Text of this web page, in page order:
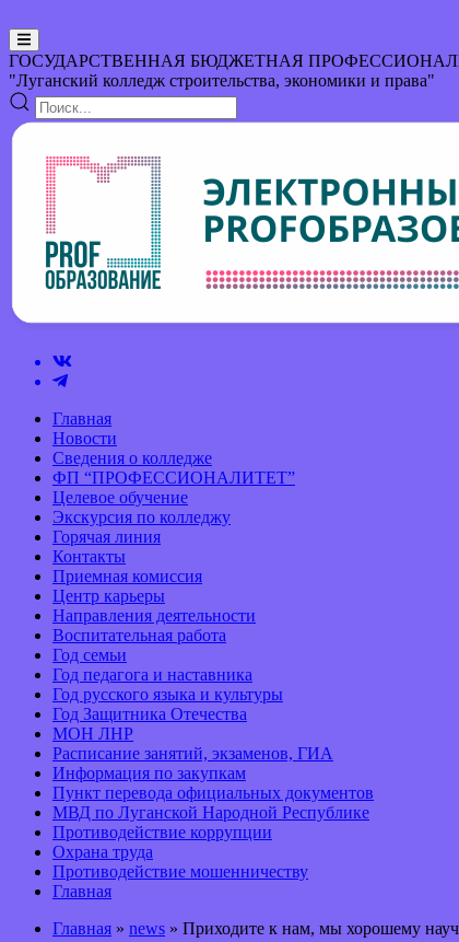
ГОСУДАРСТВЕННАЯ БЮДЖЕТНАЯ
"Луганский колледж строительства, экономики и права"
Главная
Новости
Сведения о колледже
ФП “ПРОФЕССИОНАЛИТЕТ”
Целевое обучение
Экскурсия по колледжу
Горячая линия
Контакты
Приемная комиссия
Центр карьеры
Направления деятельности
Воспитательная работа
Год семьи
Год педагога и наставника
Год русского языка и культуры
Год Защитника Отечества
МОН ЛНР
Расписание занятий, экзаменов, ГИА
Информация по закупкам
Пункт перевода официальных документов
МВД по Луганской Народной Республике
Противодействие коррупции
Охрана труда
Противодействие мошенничеству
Главная
Главная » news » Приходите к нам, мы хорошему